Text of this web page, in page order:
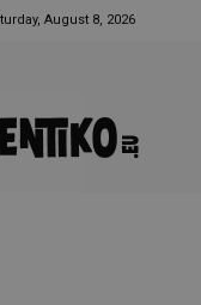
August 8, 2026